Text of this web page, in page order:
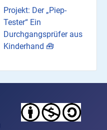
Projekt: Der „Piep-
Tester“ Ein
Durchgangsprüfer aus
Kinderhand 🧰